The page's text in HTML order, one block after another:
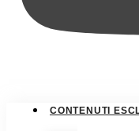
CONTENUTI